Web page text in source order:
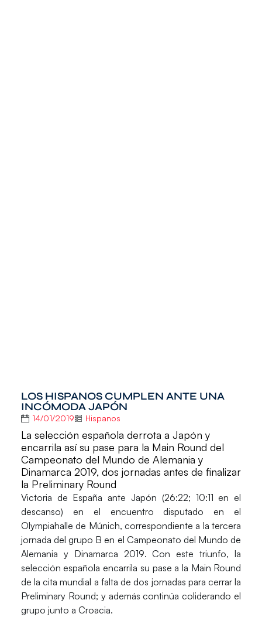
LOS HISPANOS CUMPLEN ANTE UNA
INCÓMODA JAPÓN
14/01/2019 Hispanos
La selección española derrota a Japón y
encarrila así su pase para la Main Round del
Campeonato del Mundo de Alemania y
Dinamarca 2019, dos jornadas antes de finalizar
la Preliminary Round
Victoria de España anteJapón (26:22; 10:11 en el
descanso) en el encuentro disputado en el
Olympiahalle de Múnich, correspondiente a la tercera
jornada del grupo B en el Campeonato del Mundo de
Alemania y Dinamarca 2019. Con este triunfo, la
selección españolaencarrila su pase a la Main Round
de la cita mundial a falta de dos jornadas para cerrar la
Preliminary Round; y además continúa coliderando el
grupo junto a Croacia.